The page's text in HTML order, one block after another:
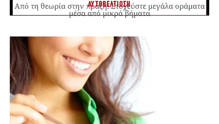
ΑΥΤΟΒΕΛΤΙΩΣΗ
Από τη θεωρία στην πράξη: Στοχεύστε μεγάλα οράματα
μέσα από μικρά βήματα